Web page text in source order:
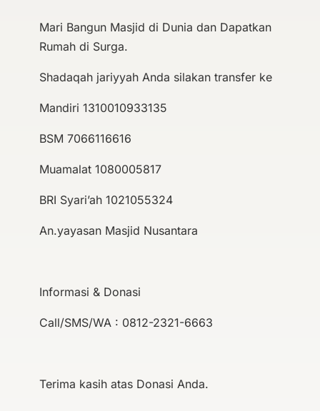
Mari Bangun Masjid di Dunia dan Dapatkan
Rumah di Surga.
Shadaqah jariyyah Anda silakan transfer ke
Mandiri 1310010933135
BSM 7066116616
Muamalat 1080005817
BRI Syari’ah 1021055324
An.yayasan Masjid Nusantara
Informasi & Donasi
Call/SMS/WA : 0812-2321-6663
Terima kasih atas Donasi Anda.